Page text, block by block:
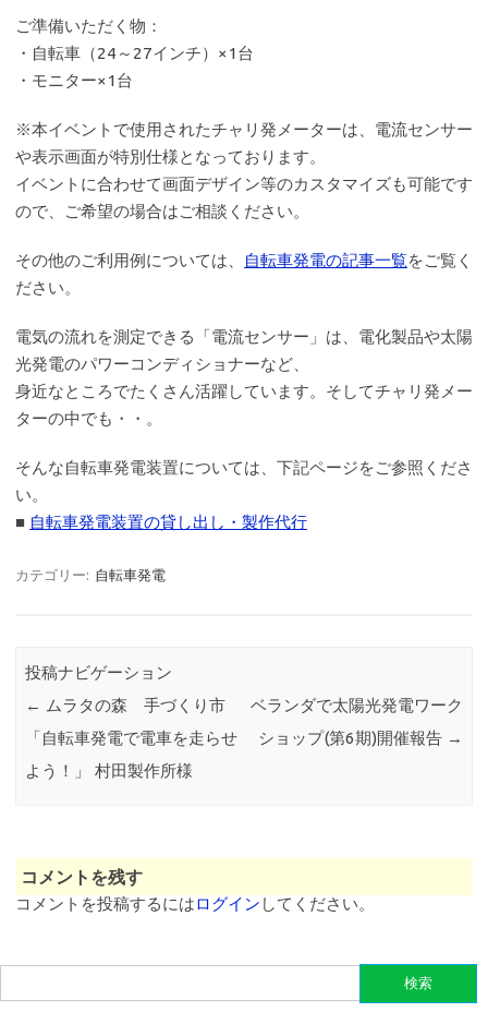
ご準備いただく物：
・自転車（24～27インチ）×1台
・モニター×1台
※本イベントで使用されたチャリ発メーターは、電流センサー
や表示画面が特別仕様となっております。
イベントに合わせて画面デザイン等のカスタマイズも可能です
ので、ご希望の場合はご相談ください。
その他のご利用例については、 自転車発電の記事一覧をご覧く
ださい。
電気の流れを測定できる「電流センサー」は、電化製品や太陽
光発電のパワーコンディショナーなど、
身近なところでたくさん活躍しています。そしてチャリ発メー
ターの中でも・・。
そんな自転車発電装置については、下記ページをご参照くださ
い。
■ 自転車発電装置の貸し出し・製作代行
カテゴリー: 自転車発電
投稿ナビゲーション
← ムラタの森 手づくり市
「自転車発電で電車を走らせ
よう！」 村田製作所様
ベランダで太陽光発電ワーク
ショップ(第6期)開催報告 →
コメントを残す
コメントを投稿するにはログイン してください。
索: